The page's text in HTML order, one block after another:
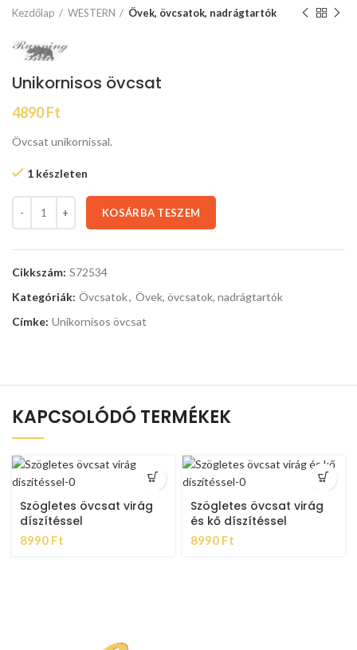
Kezdőlap WESTERN Övek, övcsatok, nadrágtartók
Unikornisos övcsat
4890Ft
Övcsat unikornissal.
1 készleten
KOSÁRBA TESZEM
Cikkszám: S72534
Kategóriák: Övcsatok, Övek, övcsatok, nadrágtartók
Címke: Unikornisos övcsat
KAPCSOLÓDÓ TERMÉKEK
Szögletes övcsat virág
díszítéssel
8990 Ft
Szögletes övcsat virág
és kő díszítéssel
8990 Ft